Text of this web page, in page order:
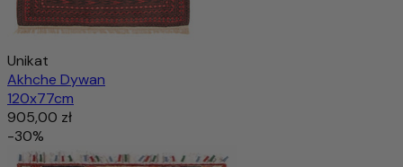
Unikat
Akhche Dywan
120x77cm
905,00 zł
-30%